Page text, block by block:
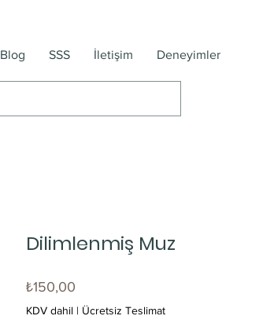
Blog SSS İletişim Deneyimler
Dilimlenmiş Muz
₺150,00
KDV dahil | Ücretsiz Teslimat